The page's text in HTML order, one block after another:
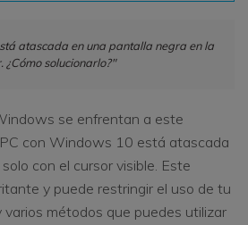
atascada en una pantalla negra en la
¿Cómo solucionarlo?"
se enfrentan a este
con Windows 10 está atascada
con el cursor visible. Este
y puede restringir el uso de tu
varios métodos que puedes utilizar